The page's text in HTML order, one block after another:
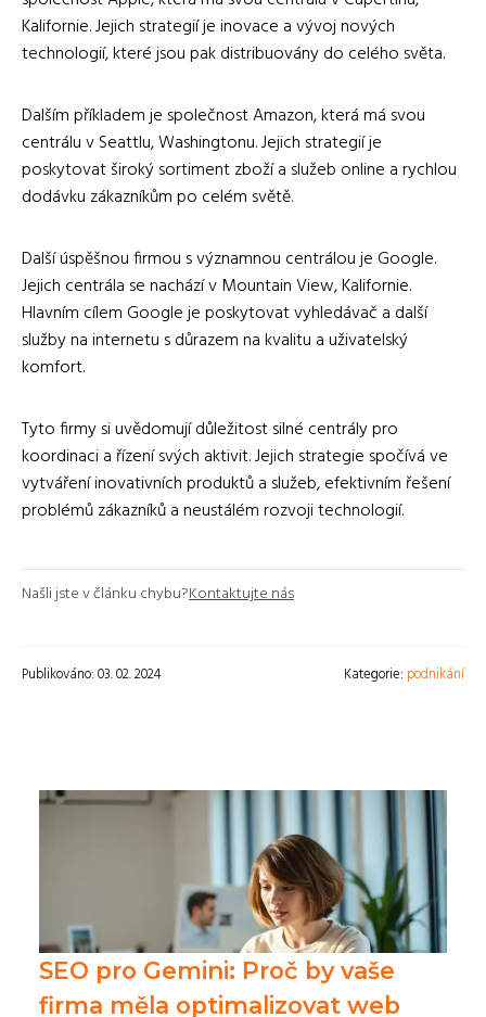
Kalifornie. Jejich strategií je inovace a vývoj nových
technologií, které jsou pak distribuovány do celého světa.
Dalším příkladem je společnost Amazon, která má svou
centrálu v Seattlu, Washingtonu. Jejich strategií je
poskytovat široký sortiment zboží a služeb online a rychlou
dodávku zákazníkům po celém světě.
Další úspěšnou firmou s významnou centrálou je Google.
Jejich centrála se nachází v Mountain View, Kalifornie.
Hlavním cílem Google je poskytovat vyhledávač a další
služby na internetu s důrazem na kvalitu a uživatelský
komfort.
Tyto firmy si uvědomují důležitost silné centrály pro
koordinaci a řízení svých aktivit. Jejich strategie spočívá ve
vytváření inovativních produktů a služeb, efektivním řešení
problémů zákazníků a neustálém rozvoji technologií.
Našli jste v článku chybu?Kontaktujte nás
Publikováno: 03. 02. 2024 Kategorie: podnikání
SEO pro Gemini: Proč by vaše
firma měla optimalizovat web